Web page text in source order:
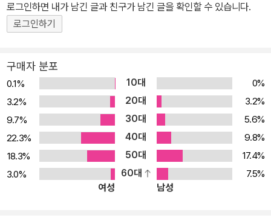
로그인하면 내가 남긴 글과 친구가 남긴 글을 확인할 수 있습니다.
로그인하기
구매자 분포
0.1% 10대
0%
3.2%
20대
3.2%
9.7%
30대
5.6%
22.3%
40대
9.8%
18.3%
50대
17.4%
3.0%
60대
7.5%
여성
남성